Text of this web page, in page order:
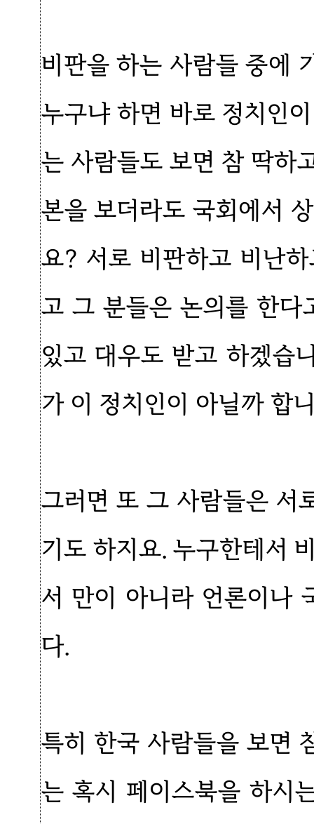
비판을 하는 사람들 중에
누구냐 하면 바로 정치인
는 사람들도 보면 참 딱하
본을 보더라도 국회에서
요? 서로 비판하고 비난
고 그 분들은 논의를 한다
있고 대우도 받고 하겠습
가 이 정치인이 아닐까 합
그러면 또 그 사람들은 서
기도 하지요. 누구한테서
서 만이 아니라 언론이나
다.
특히 한국 사람들을 보면
는 혹시 페이스북을 하시